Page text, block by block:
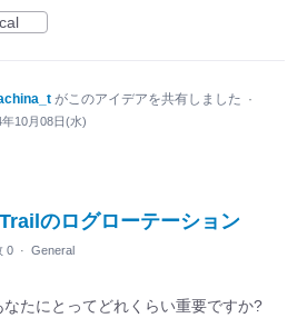
がこのアイデアを共有しました ·
年10月08日(水)
のログローテーション
0 · General
なたにとってどれくらい重要ですか?